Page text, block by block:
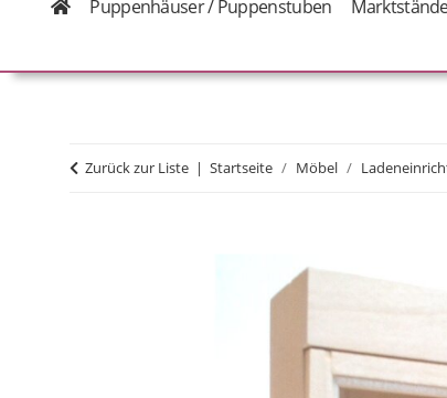
Puppenhäuser / Puppenstuben
Zurück zur Liste Startseite Möbel